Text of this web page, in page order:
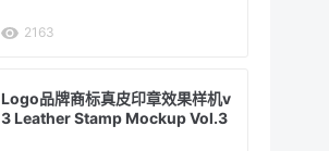
2163
Logo品牌商标真皮印章效果样机v
3 Leather Stamp Mockup Vol.3